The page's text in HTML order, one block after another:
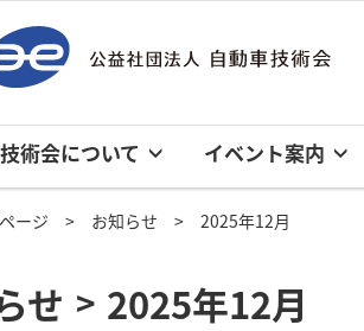
術会について イベント案内
ージ お知らせ 2025年12月
せ > 2025年12月